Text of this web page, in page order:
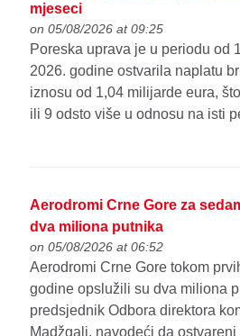
mjeseci
on 05/08/2026 at 09:25
Poreska uprava je u periodu od
2026. godine ostvarila naplatu
iznosu od 1,04 milijarde eura,
ili 9 odsto više u odnosu na isti
Aerodromi Crne Gore za
dva miliona putnika
on 05/08/2026 at 06:52
Aerodromi Crne Gore tokom
godine opslužili su dva miliona
predsjednik Odbora direktora
Madžgalj, navodeći da